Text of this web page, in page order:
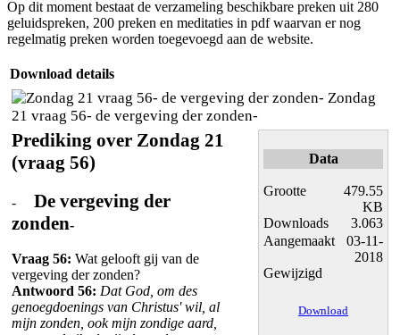
Op dit moment bestaat de verzameling beschikbare preken uit 280
geluidspreken, 200 preken en meditaties in pdf waarvan er nog
regelmatig preken worden toegevoegd aan de website.
Download details
Zondag
21 vraag 56- de vergeving der zonden-
Prediking over Zondag 21
(vraag 56)
-
De vergeving der
zonden-
Vraag 56: Wat gelooft gij van de
vergeving der zonden?
Antwoord 56: Dat God, om des
genoegdoenings van Christus' wil, al
mijn zonden, ook mijn zondige aard,
Data
Grootte
479.55
KB
Downloads
3.063
Aangemaakt
03-11-
2018
Gewijzigd
Download